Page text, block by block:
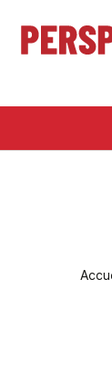
Aller au
Fil